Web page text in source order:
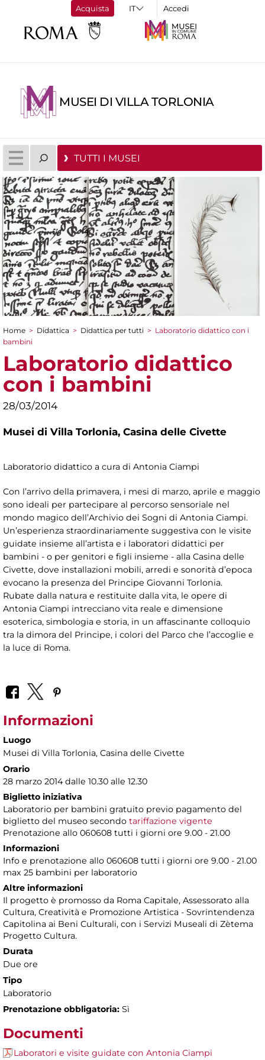
Acquista Accedi
MUSEI DI VILLA TORLONIA
TUTTI I MUSEI
Tu sei qui
Home > Didattica > Didattica per tutti > Laboratorio didattico con i
bambini
Laboratorio didattico
con i bambini
28/03/2014
Musei di Villa Torlonia, Casina delle Civette
Laboratorio didattico a cura di Antonia Ciampi
Con l’arrivo della primavera, i mesi di marzo, aprile e maggio
sono ideali per partecipare al percorso sensoriale nel
mondo magico dell’Archivio dei Sogni di Antonia Ciampi.
Un’esperienza straordinariamente suggestiva con le visite
guidate insieme all’artista e i laboratori didattici per
bambini - o per genitori e figli insieme - alla Casina delle
Civette, dove installazioni mobili, arredi e sonorità d’epoca
evocano la presenza del Principe Giovanni Torlonia.
Rubate dalla natura e restituite dalla vita, le opere di
Antonia Ciampi intrecciano vita reale e dimensione
esoterica, simbologia e storia, in un affascinante colloquio
tra la dimora del Principe, i colori del Parco che l’accoglie e
la luce di Roma.
Informazioni
Luogo
Musei di Villa Torlonia, Casina delle Civette
Orario
28 marzo 2014 dalle 10.30 alle 12.30
Biglietto iniziativa
Laboratorio per bambini gratuito previo pagamento del
biglietto del museo secondo tariffazione vigente
Prenotazione allo 060608 tutti i giorni ore 9.00 - 21.00
Informazioni
Info e prenotazione allo 060608 tutti i giorni ore 9.00 - 21.00
max 25 bambini per laboratorio
Altre informazioni
Il progetto è promosso da Roma Capitale, Assessorato alla
Cultura, Creatività e Promozione Artistica - Sovrintendenza
Capitolina ai Beni Culturali, con i Servizi Museali di Zètema
Progetto Cultura.
Durata
Due ore
Tipo
Laboratorio
Prenotazione obbligatoria: Sì
Documenti
Laboratori e visite guidate con Antonia Ciampi